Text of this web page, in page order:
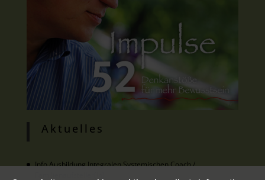
Aktuelles
Info Ausbildung Integralen Systemischen Coach /